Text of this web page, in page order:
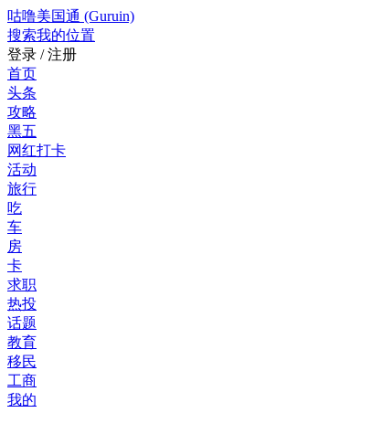
咕噜美国通 (Guruin)
搜索我的位置
登录 / 注册
首页
头条
攻略
黑五
网红打卡
活动
旅行
吃
车
房
卡
求职
热投
话题
教育
移民
工商
我的